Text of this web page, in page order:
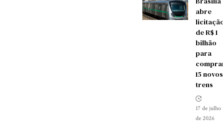
abre
de R$ 1
bilhão
para
15 novos
trens
17 de julho
de 2026